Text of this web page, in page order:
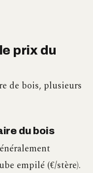
prix du
de bois, plusieurs
du bois
empilé (€/stère).